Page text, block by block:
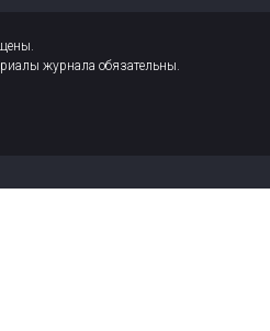
журнала обязательны.